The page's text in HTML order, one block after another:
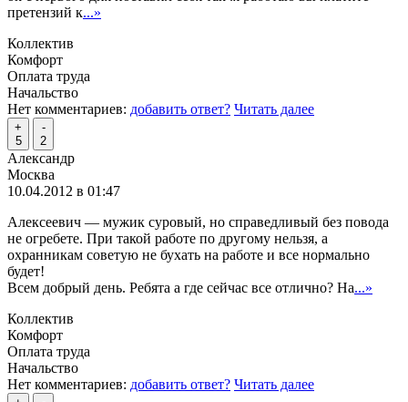
претензий к...»
Коллектив
Комфорт
Оплата труда
Начальство
Нет комментариев: добавить ответ? Читать далее
+
5
-
2
Александр
Москва
10.04.2012 в 01:47
Алексеевич — мужик суровый, но справедливый без повода
не огребете. При такой работе по другому нельзя, а
охранникам советую не бухать на работе и все нормально
будет!
Всем добрый день. Ребята а где сейчас все отлично? На...»
Коллектив
Комфорт
Оплата труда
Начальство
Нет комментариев: добавить ответ? Читать далее